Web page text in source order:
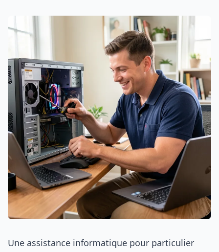
Une assistance informatique pour particulier